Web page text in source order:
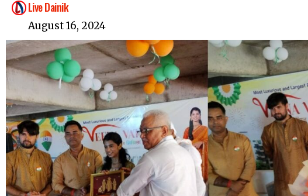
Live Dainik
August 16, 2024